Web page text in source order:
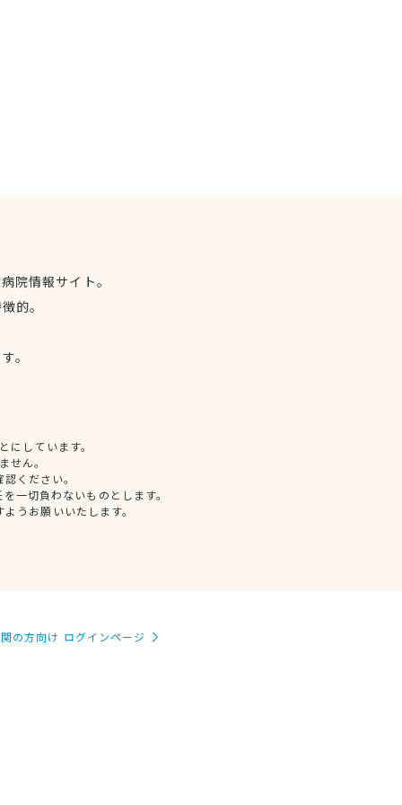
院情報サイト。
的。
。
しています。
せん。
ください。
一切負わないものとします。
うお願いいたします。
の方向け ログインページ